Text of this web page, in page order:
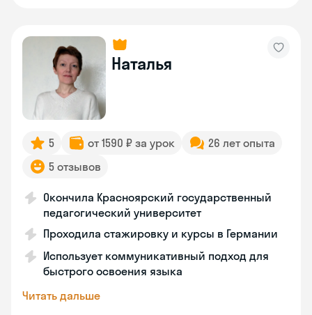
Наталья
5 от 1590 ₽ за урок
26 лет опыта
5 отзывов
Окончила Красноярский государственный
педагогический университет
Проходила стажировку и курсы в Германии
Использует коммуникативный подход для
быстрого освоения языка
Читать дальше